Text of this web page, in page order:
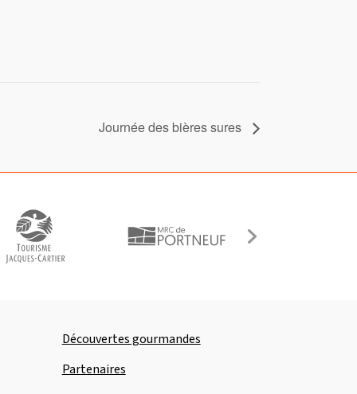
Journée des bières sures
Découvertes gourmandes
Partenaires